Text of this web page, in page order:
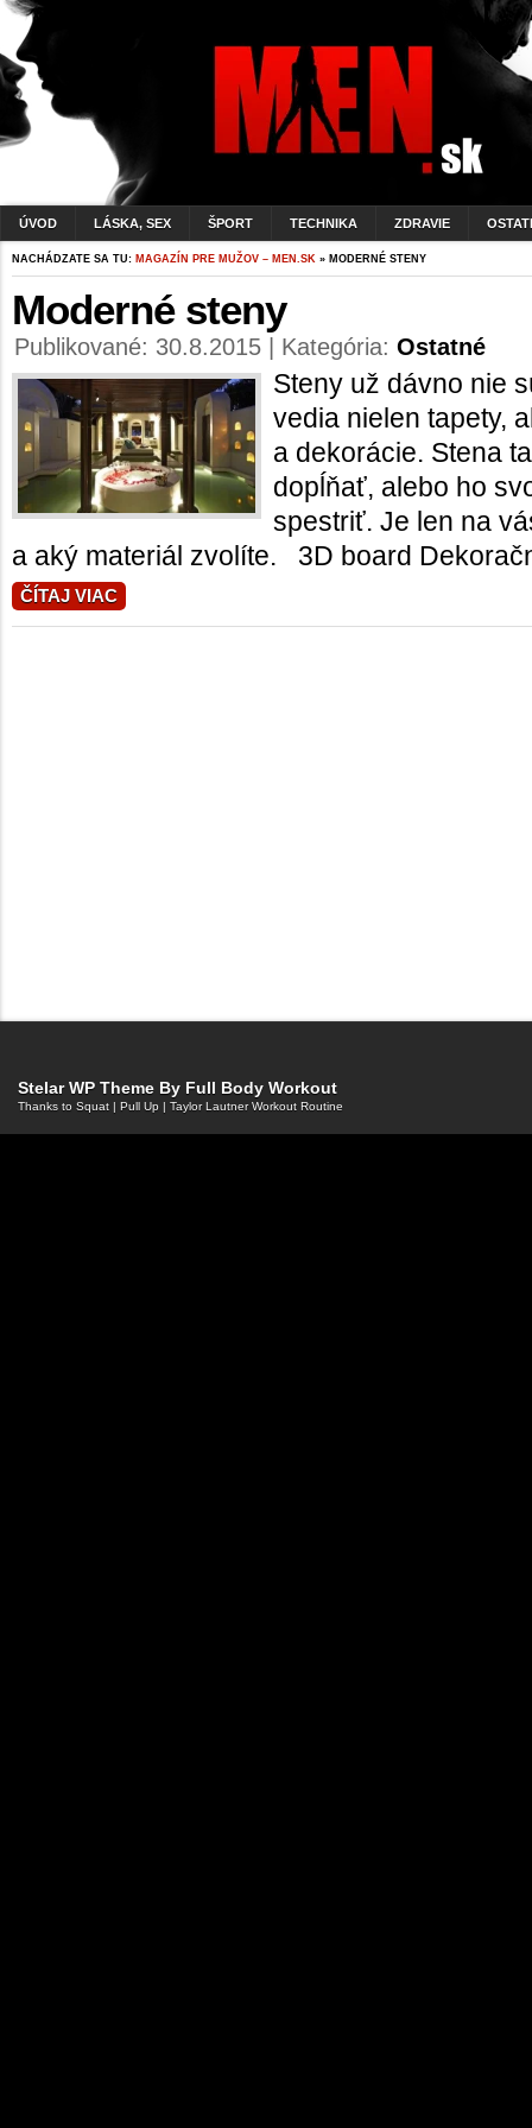
ÚVOD LÁSKA, SEX ŠPORT TECHNIKA ZDRAVIE
NACHÁDZATE SA TU: MAGAZÍN PRE MUŽOV – MEN.SK » MODERNÉ STENY
Moderné steny
Publikované: 30.8.2015 | Kategória: Ostatné
Steny už dávno nie
vedia nielen tapety,
a dekorácie. Stena
dopĺňať, alebo ho
spestriť. Je len na
a aký materiál zvolíte. 3D board
ČÍTAJ VIAC
Stelar WP Theme By Full Body Workout
Thanks to Squat | Pull Up | Taylor Lautner Workout Routine